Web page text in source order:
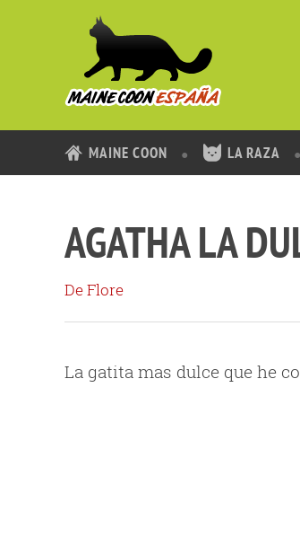
MAINE COON LA RAZA
AGATHA LA
De Flore
La gatita mas dulce que he